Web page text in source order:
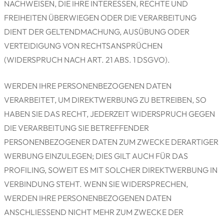
NACHWEISEN, DIE IHRE INTERESSEN, RECHTE UND
FREIHEITEN ÜBERWIEGEN ODER DIE VERARBEITUNG
DIENT DER GELTENDMACHUNG, AUSÜBUNG ODER
VERTEIDIGUNG VON RECHTSANSPRÜCHEN
(WIDERSPRUCH NACH ART. 21 ABS. 1 DSGVO).
WERDEN IHRE PERSONENBEZOGENEN DATEN
VERARBEITET, UM DIREKTWERBUNG ZU BETREIBEN, SO
HABEN SIE DAS RECHT, JEDERZEIT WIDERSPRUCH GEGEN
DIE VERARBEITUNG SIE BETREFFENDER
PERSONENBEZOGENER DATEN ZUM ZWECKE DERARTIGER
WERBUNG EINZULEGEN; DIES GILT AUCH FÜR DAS
PROFILING, SOWEIT ES MIT SOLCHER DIREKTWERBUNG IN
VERBINDUNG STEHT. WENN SIE WIDERSPRECHEN,
WERDEN IHRE PERSONENBEZOGENEN DATEN
ANSCHLIESSEND NICHT MEHR ZUM ZWECKE DER